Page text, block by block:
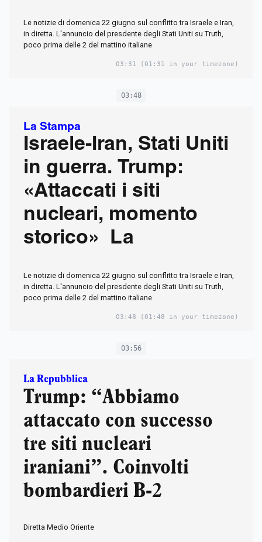
Le notizie di domenica 22 giugno sul conflitto tra Israele e Iran,
in diretta. L'annuncio del presdente degli Stati Uniti su Truth,
poco prima delle 2 del mattino italiane
03:31 (01:31 in your timezone)
03:48
La Stampa
Israele-Iran, Stati Uniti
in guerra. Trump:
«Attaccati i siti
nucleari, momento
storico» La
Le notizie di domenica 22 giugno sul conflitto tra Israele e Iran,
in diretta. L'annuncio del presdente degli Stati Uniti su Truth,
poco prima delle 2 del mattino italiane
03:48 (01:48 in your timezone)
03:56
La Repubblica
Trump: “Abbiamo
attaccato con successo
tre siti nucleari
iraniani”. Coinvolti
bombardieri B-2
Diretta Medio Oriente